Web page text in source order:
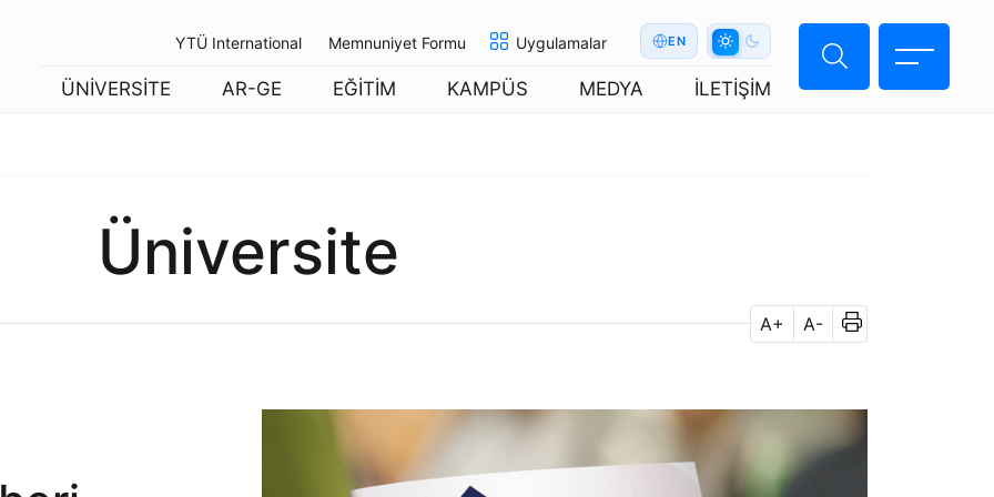
YTÜ International Memnuniyet Formu Uygulamalar EN
ÜNİVERSİTE AR-GE EĞİTİM KAMPÜS MEDYA İLETİŞİM
Üniversite
A+ A-